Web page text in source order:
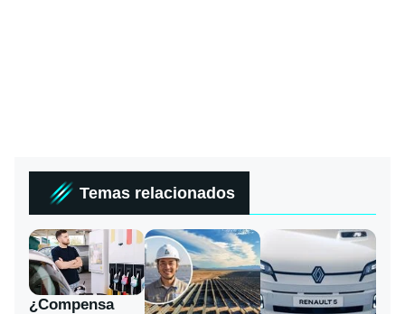
Temas relacionados
¿Compensa